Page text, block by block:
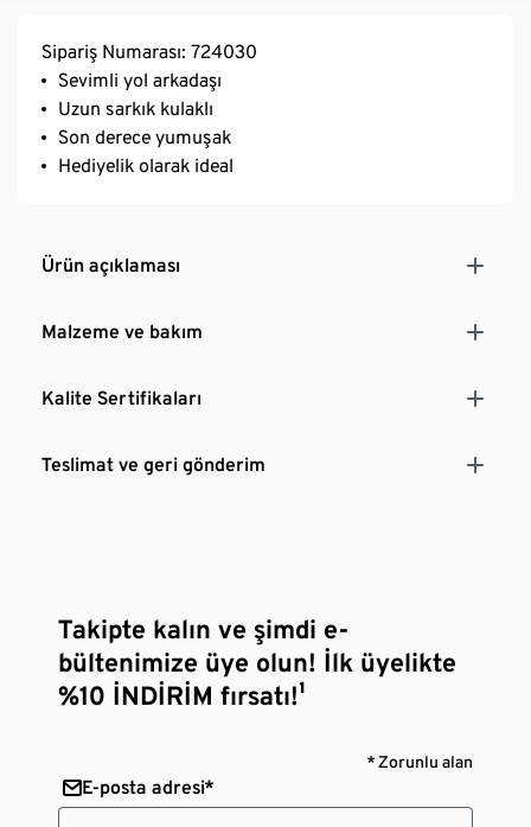
Sipariş Numarası: 724030
Sevimli yol arkadaşı
Uzun sarkık kulaklı
Son derece yumuşak
Hediyelik olarak ideal
Ürün açıklaması
Malzeme ve bakım
Kalite Sertifikaları
Teslimat ve geri gönderim
Takipte kalın ve şimdi e-
bültenimize üye olun! İlk üyelikte
%10 İNDİRİM fırsatı!¹
* Zorunlu alan
E-posta adresi*